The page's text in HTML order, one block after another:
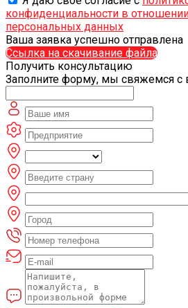
конфиденциальности в
персональных данных
Ваша заявка успешно отправлена
Ссылка на скачивание файла
Получить консультацию
Заполните форму, мы свяжемся с